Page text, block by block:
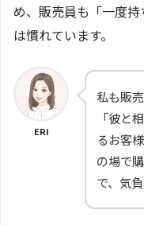
め、販売員も「一度
は慣れています。
ERI
私も販
「彼と
るお客
の場で
で、気